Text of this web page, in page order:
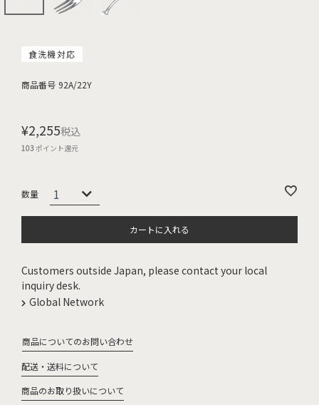
食洗機対応
商品番号 92A/22Y
¥2,255税込
103ポイント還元
カートに入れる
Customers outside Japan, please contact your local
inquiry desk.
Global Network
商品についてのお問い合わせ
配送・送料について
商品のお取り扱いについて